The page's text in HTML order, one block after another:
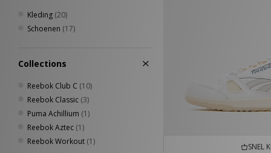
Nike(210)
Nike swim (1)
Oakley(48)
On Running(5)
Paraboot(1)
PUMA (25)
Reebok(37)
Rockport(10)
44(6)
44.5(10)
47(6)
Kleding (20)
Schoenen (17)
Collections
Reebok Club C (10)
Reebok Classic (3)
Puma Achillium (1)
Reebok Aztec (1)
Reebok Workout (1)
SNEL